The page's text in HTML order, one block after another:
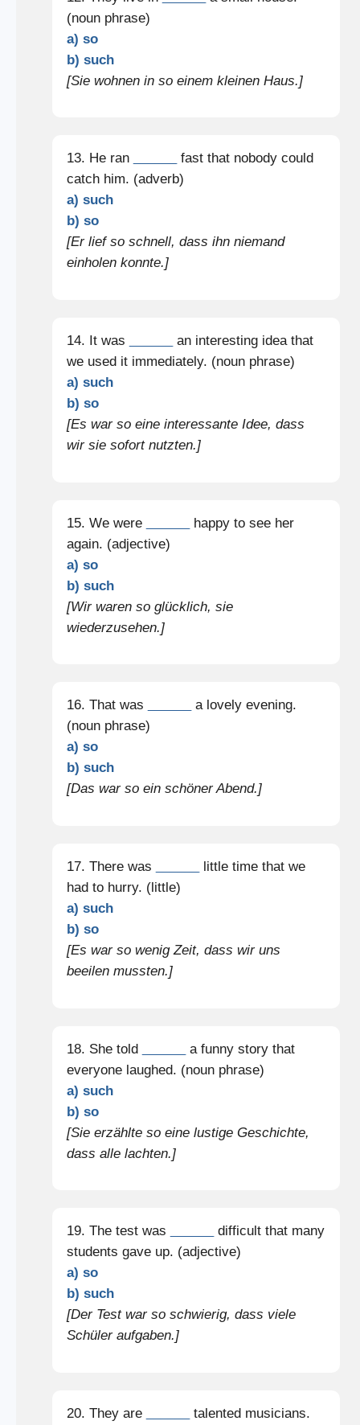
(noun phrase)
a) so
b) such
[Sie wohnen in so einem kleinen Haus.]
13. He ran
fast that nobody could
catch him. (adverb)
a) such
b) so
[Er lief so schnell, dass ihn niemand
einholen konnte.]
14. It was
an interesting idea that
we used it immediately. (noun phrase)
a) such
b) so
[Es war so eine interessante Idee, dass
wir sie sofort nutzten.]
15. We were
happy to see her
again. (adjective)
a) so
b) such
[Wir waren so glücklich, sie
wiederzusehen.]
16. That was
a lovely evening.
(noun phrase)
a) so
b) such
[Das war so ein schöner Abend.]
17. There was
little time that we
had to hurry. (little)
a) such
b) so
[Es war so wenig Zeit, dass wir uns
beeilen mussten.]
18. She told
a funny story that
everyone laughed. (noun phrase)
a) such
b) so
[Sie erzählte so eine lustige Geschichte,
dass alle lachten.]
19. The test was
difficult that many
students gave up. (adjective)
a) so
b) such
[Der Test war so schwierig, dass viele
Schüler aufgaben.]
20. They are
talented musicians.